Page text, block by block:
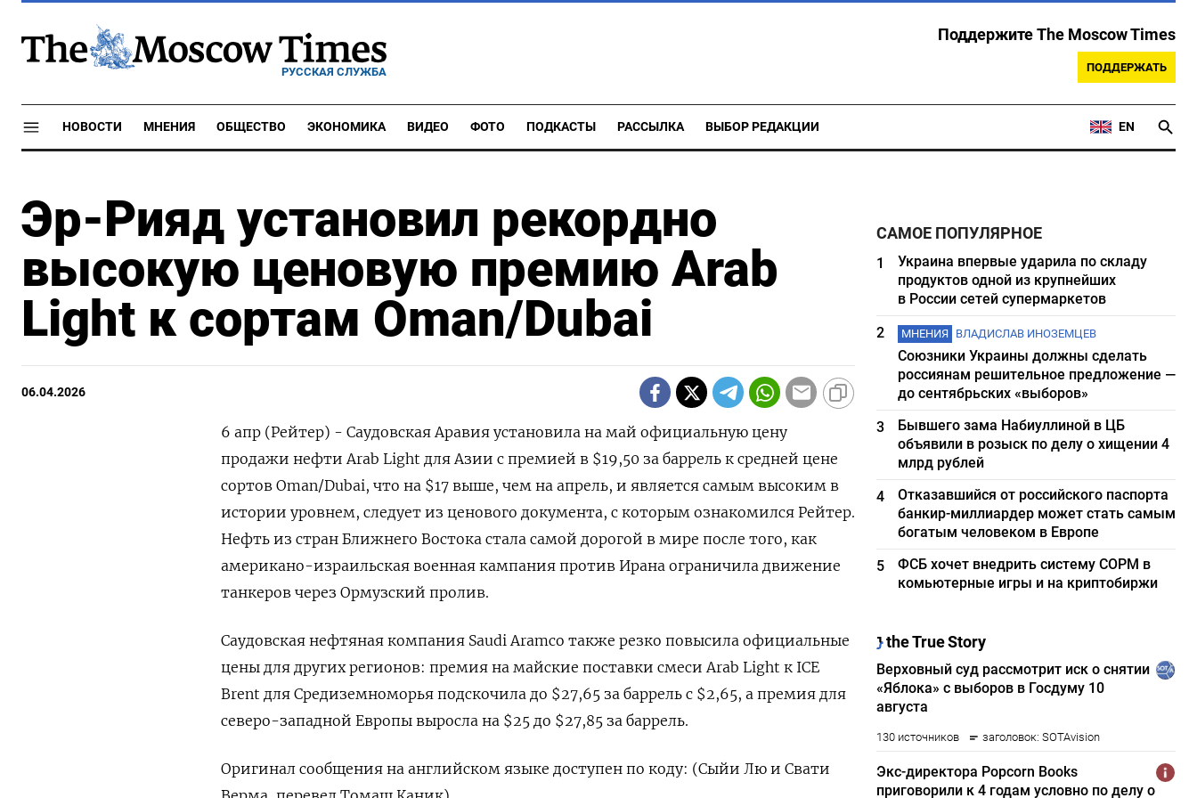
РУССКАЯ СЛУЖБА
Поддержите The Moscow Times
ПОДДЕРЖАТЬ
НОВОСТИ МНЕНИЯ ОБЩЕСТВО ЭКОНОМИКА ВИДЕО ФОТО ПОДКАСТЫ РАССЫЛКА ВЫБОР РЕДАКЦИИ EN
Эр-Рияд установил рекордно
высокую ценовую премию Arab
Light к сортам Oman/Dubai
06.04.2026
6 апр (Рейтер) - Саудовская Аравия установила на май официальную цену
продажи нефти Arab ‌Light для Азии с премией в $19,50 за баррель к средней цене ​
сортов ​Oman/Dubai, ​что на $17 выше, чем ⁠на апрель, ‌и является самым ‌высоким в
истории уровнем, следует из ценового ​документа, с которым ознакомился ‌Рейтер.
Нефть из стран Ближнего ​Востока стала самой дорогой в ‌мире после того, как
американо-израильская военная кампания против Ирана ограничила движение ​
танкеров через ​Ормузский ‌пролив.
Саудовская нефтяная компания Saudi Aramco ​также резко повысила официальные
цены для других регионов: премия на майские поставки смеси Arab Light к ICE
Brent для Средиземноморья подскочила до $27,65 за ​баррель ⁠с $2,65, а премия для
северо-западной Европы выросла на $25 ‌до $27,85 за баррель.
Оригинал сообщения на ‌английском языке доступен по коду: (Сыйи ​Лю и Свати
САМОЕ ПОПУЛЯРНОЕ
1
Украина впервые ударила по складу
продуктов одной из крупнейших
в России сетей супермаркетов
2
МНЕНИЯ ВЛАДИСЛАВ ИНОЗЕМЦЕВ
Союзники Украины должны сделать
россиянам решительное предложение —
до сентябрьских «выборов»
3
Бывшего зама Набиуллиной в ЦБ
объявили в розыск по делу о хищении 4
млрд рублей
4
Отказавшийся от российского паспорта
банкир-миллиардер может стать самым
богатым человеком в Европе
5
ФСБ хочет внедрить систему СОРМ в
комьютерные игры и на криптобиржи